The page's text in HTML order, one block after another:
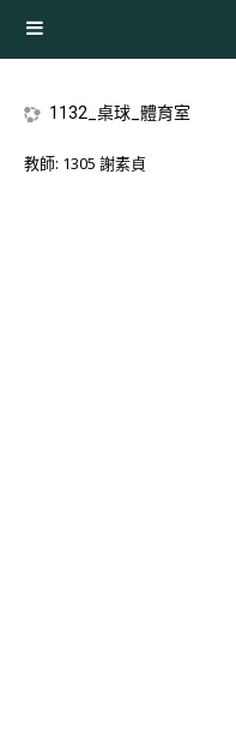
側板
1132_桌球_體育室
教師: 1305 謝素貞